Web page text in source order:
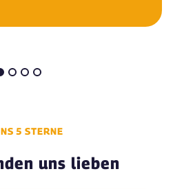
5 STERNE
uns lieben